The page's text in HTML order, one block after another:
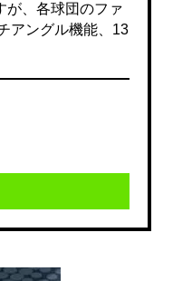
が、各球団のファ
アングル機能、13